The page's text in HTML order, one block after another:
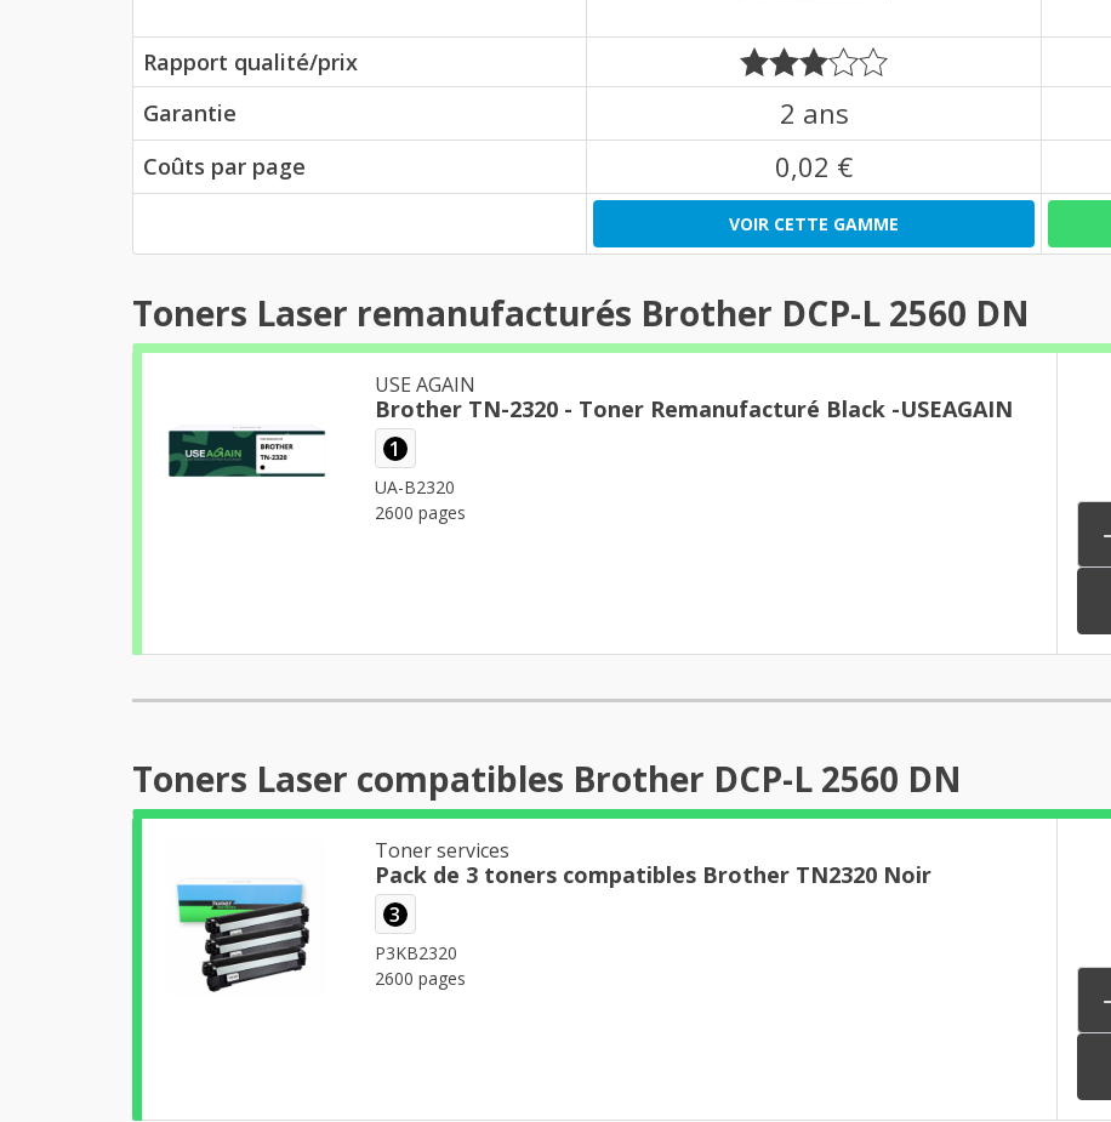
Rapport qualité/prix
Garantie
2 ans
Coûts par page 0,02 €
VOIR CETTE GAMME
Toners Laser remanufacturés Brother DCP-L 2560 DN
USE AGAIN
Brother TN-2320 - Toner Remanufacturé Black -USEAGAIN
1
UA-B2320
2600 pages
Toners Laser compatibles Brother DCP-L 2560 DN
Toner services
Pack de 3 toners compatibles Brother TN2320 Noir
3
P3KB2320
2600 pages